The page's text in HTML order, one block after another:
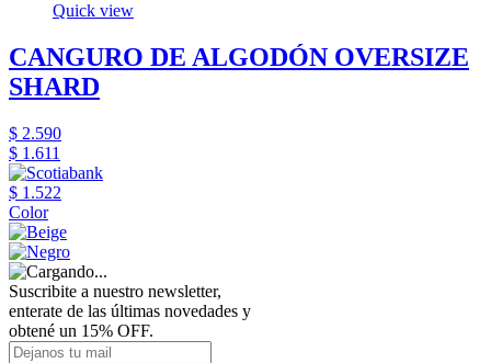
Quick view
CANGURO DE ALGODÓN OVERSIZE
SHARD
$ 2.590
$ 1.611
$ 1.522
Color
Suscribite a nuestro newsletter,
enterate de las últimas novedades y
obtené un 15% OFF.